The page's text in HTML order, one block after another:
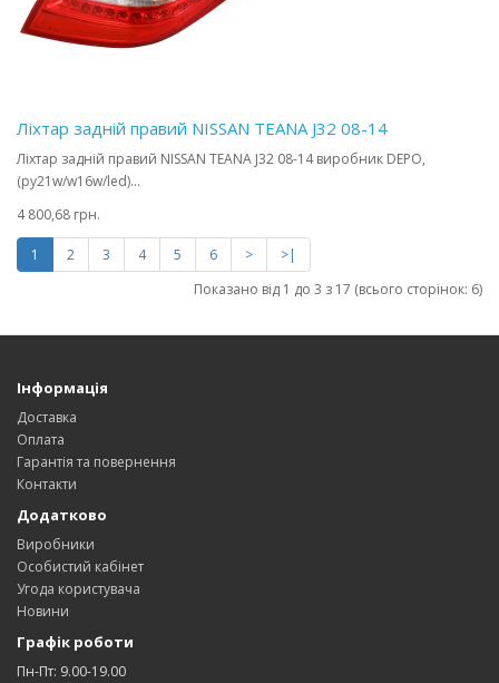
Ліхтар задній правий NISSAN TEANA J32 08-14
Ліхтар задній правий NISSAN TEANA J32 08-14 виробник DEPO,
(py21w/w16w/led)...
4 800,68 грн.
1 2 3 4 5 6 >
>|
Показано від 1 до 3 з 17 (всього сторінок: 6)
Інформація
Доставка
Оплата
Гарантія та повернення
Контакти
Додатково
Виробники
Особистий кабінет
Угода користувача
Новини
Графік роботи
Пн-Пт: 9.00-19.00